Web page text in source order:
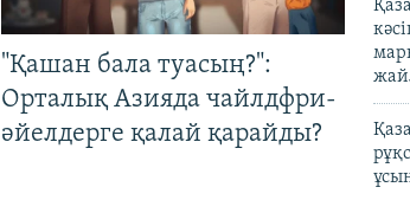
"Қашан бала туасың?":
Орталық Азияда чайлдфри-
әйелдерге қалай қарайды?